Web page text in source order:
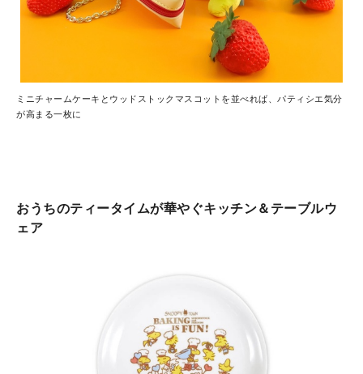
ミニチャームケーキとウッドストックマスコットを並べれば、パティシエ気分
が高まる一枚に
おうちのティータイムが華やぐキッチン＆テーブルウ
ェア